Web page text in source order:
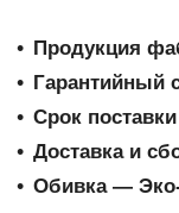
Продукция
Гарантийный
Срок
Доставка и
Обивка ―